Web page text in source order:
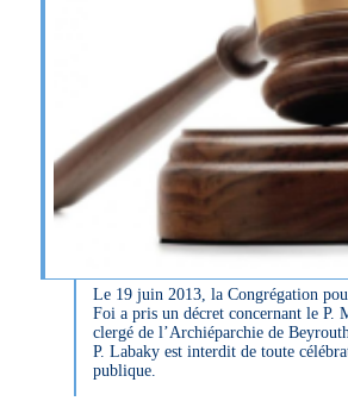
Le 19 juin 2013, la Congrégation
Foi a pris un décret concernant le P.
clergé de l’Archiéparchie de
P. Labaky est interdit de toute
publique.